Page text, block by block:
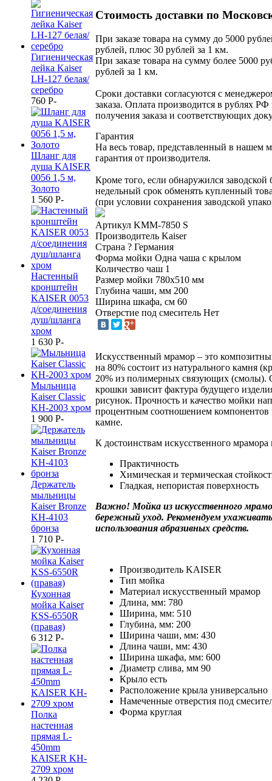
Гигиеническая
лейка Kaiser
LH-127 белая/
серебро
760 P-
Шланг для
душа KAISER
0056 1,5 м,
Золото
1 560 P-
Настенный
кронштейн
KAISER 0053
д/соединения
душ/шланга
хром
1 630 P-
Мыльница
Kaiser Сlassic
KH-2003 хром
1 900 P-
Держатель
мыльницы
Kaiser Bronze
KH-4103
бронза
1 710 P-
Кухонная
мойка Kaiser
KSS-6550R
(правая)
6 312 P-
Полка
настенная
прямая L-
450mm
KAISER KH-
2709 хром
Стоимость доставки по
При заказе товара на сумму до 5000
рублей, плюс 30 рублей за 1 км.
При заказе товара на сумму более 5000
рублей за 1 км.
Сроки доставки согласуются с
заказа. Оплата производится в рублях
получения заказа и соответствующих
Гарантия
На весь товар, представленный в нашем
гарантия от производителя.
Кроме того, если обнаружился
недельный срок обменять купленный
(при условии сохранения заводской
Артикул KMM-7850 S
Производитель Kaiser
Страна ? Германия
Форма мойки Одна чаша с крылом
Количество чаш 1
Размер мойки 780х510 мм
Глубина чаши, мм 200
Ширина шкафа, см 60
Отверстие под смеситель Нет
Искусственный мрамор – это
на 80% состоит из натурального камня
20% из полимерных связующих (смолы).
крошки зависит фактура будущего
рисунок. Прочность и качество мойки
процентным соотношением компонентов
камне.
К достоинствам искусственного
Практичность
Химическая и термическая
Гладкая, непористая поверхность
Важно! Мойка из искусственного
бережный уход. Рекомендуем ухаживать
использования абразивных средств.
Производитель KAISER
Тип мойка
Материал искусственный мрамор
Длина, мм: 780
Ширина, мм: 510
Глубина, мм: 200
Ширина чаши, мм: 430
Длина чаши, мм: 430
Ширина шкафа, мм: 600
Диаметр слива, мм 90
Крыло есть
Расположение крыла универсально
Намеченные отверстия под
Форма круглая